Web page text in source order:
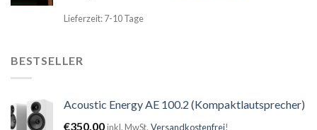
Lieferzeit: 7-10 Tage
BESTSELLER
Acoustic Energy AE 100.2 (Kompaktlautsprecher)
€350,00inkl. MwSt. Versandkostenfrei!